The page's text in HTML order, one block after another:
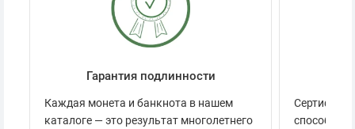
Гарантия подлинности
Каждая монета и банкнота в нашем
каталоге — это результат многолетнего
способов